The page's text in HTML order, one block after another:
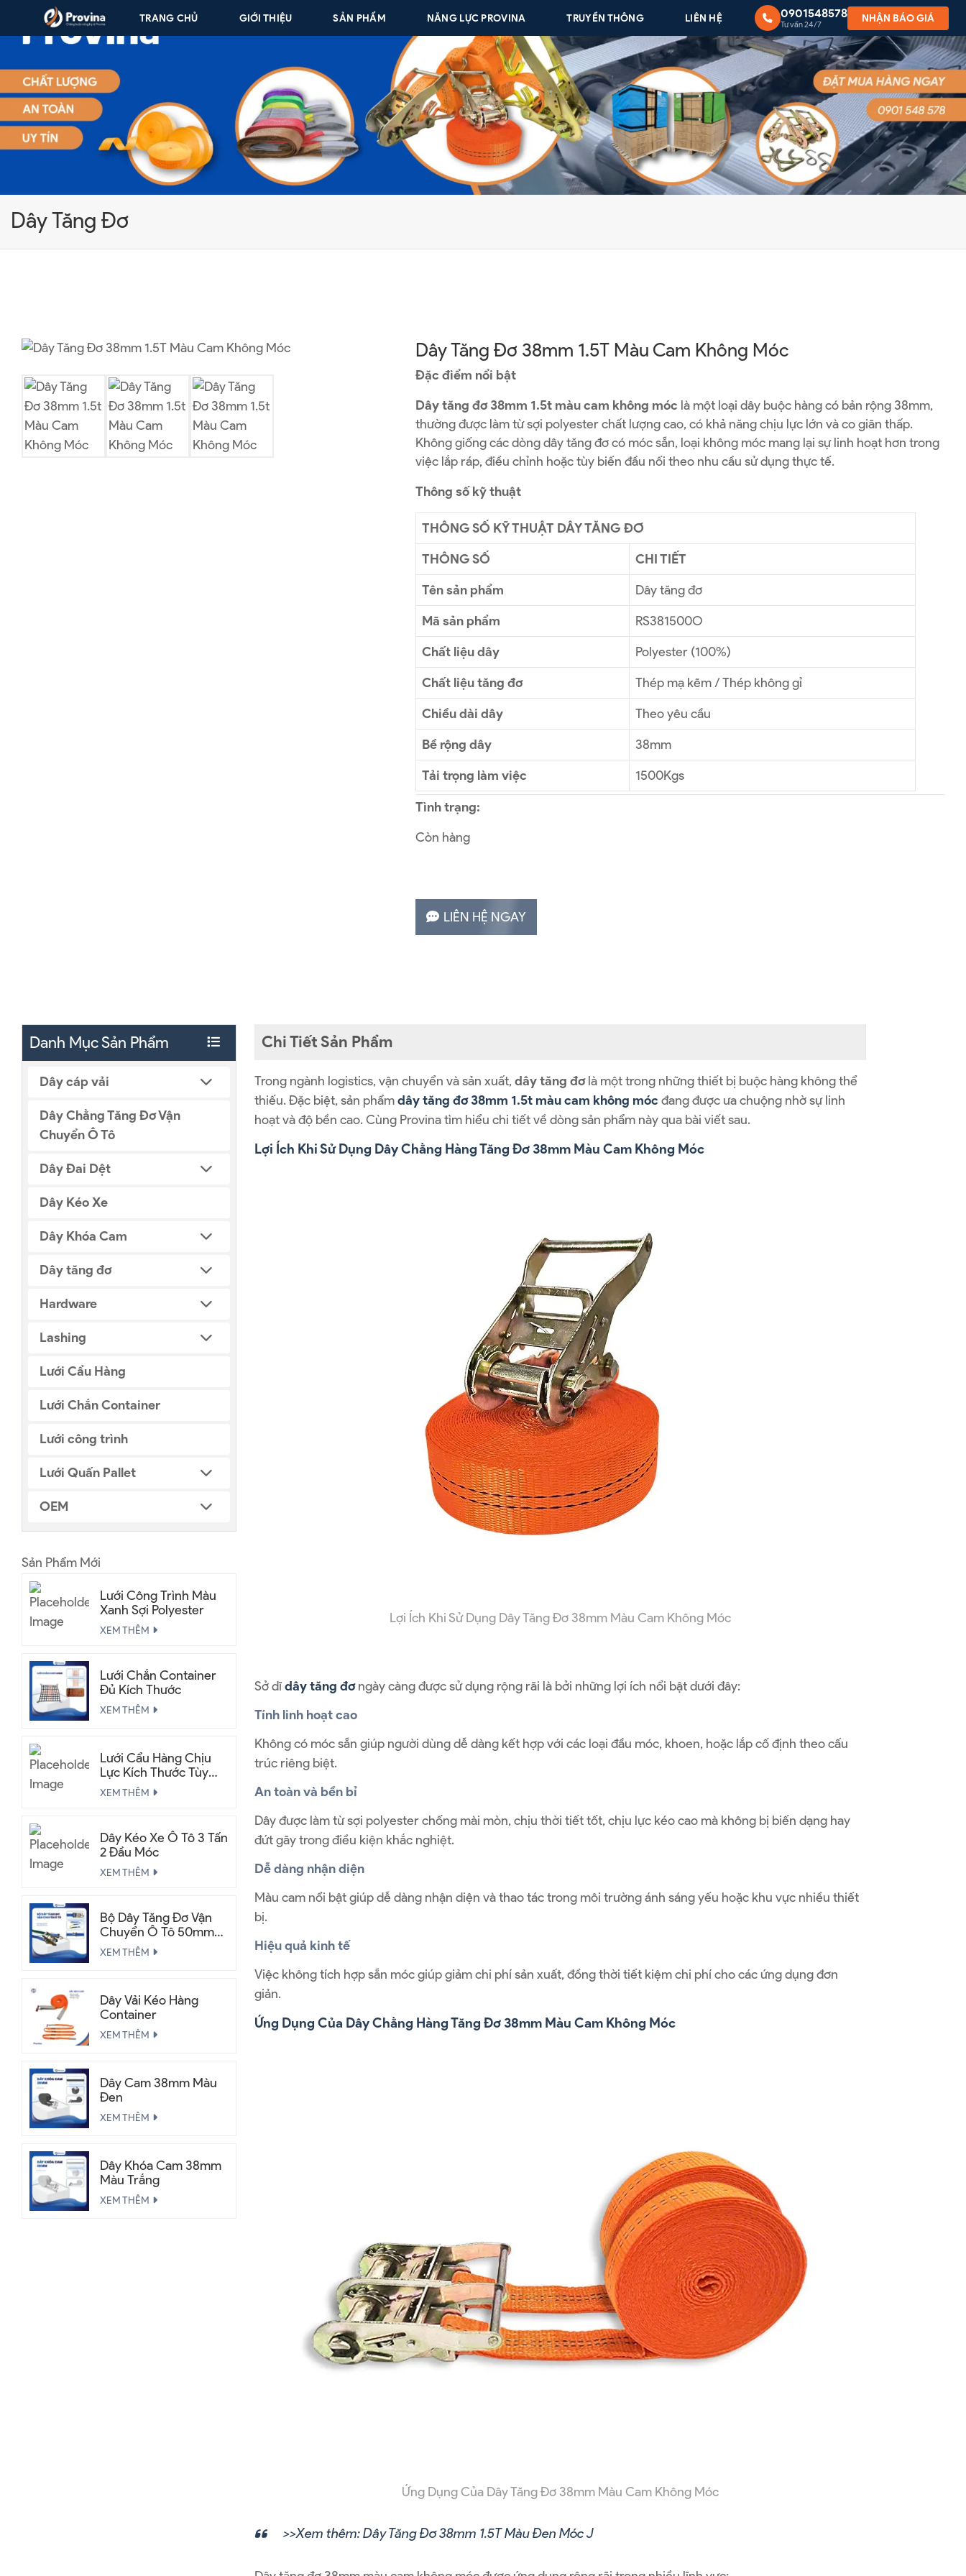
Skip to content
TRANG CHỦ GIỚI THIỆU SẢN PHẨM NĂNG LỰC PROVINA TRUYỀN THÔNG LIÊN HỆ 0901548578
Tư vấn 24/7
NHẬN BÁO GIÁ
Dây Tăng Đơ
Dây Tăng Đơ 38mm 1.5T Màu Cam Không Móc
Đặc điểm nổi bật
Dây tăng đơ 38mm 1.5t màu cam không móc là một loại dây buộc hàng có bản rộng 38mm,
thường được làm từ sợi polyester chất lượng cao, có khả năng chịu lực lớn và co giãn thấp.
Không giống các dòng dây tăng đơ có móc sẵn, loại không móc mang lại sự linh hoạt hơn trong
việc lắp ráp, điều chỉnh hoặc tùy biến đầu nối theo nhu cầu sử dụng thực tế.
Thông số kỹ thuật
THÔNG SỐ KỸ THUẬT DÂY TĂNG ĐƠ
THÔNG SỐ
CHI TIẾT
Tên sản phẩm
Dây tăng đơ
Mã sản phẩm
RS381500O
Chất liệu dây
Polyester (100%)
Chất liệu tăng đơ
Thép mạ kẽm / Thép không gỉ
Chiều dài dây
Theo yêu cầu
Bề rộng dây
38mm
Tải trọng làm việc
1500Kgs
Tình trạng:
Còn hàng
LIÊN HỆ NGAY
Danh Mục Sản Phẩm
Dây cáp vải
Dây Chằng Tăng Đơ Vận
Chuyển Ô Tô
Dây Đai Dệt
Dây Kéo Xe
Dây Khóa Cam
Dây tăng đơ
Hardware
Lashing
Lưới Cẩu Hàng
Lưới Chắn Container
Lưới công trình
Lưới Quấn Pallet
OEM
Sản Phẩm Mới
Lưới Công Trình Màu
Xanh Sợi Polyester
XEM THÊM
Lưới Chắn Container
Đủ Kích Thước
XEM THÊM
Lưới Cẩu Hàng Chịu
Lực Kích Thước Tùy
Chỉnh
XEM THÊM
Dây Kéo Xe Ô Tô 3 Tấn
2 Đầu Móc
XEM THÊM
Bộ Dây Tăng Đơ Vận
Chuyển Ô Tô 50mm
2.5 Tấn
XEM THÊM
Dây Vải Kéo Hàng
Container
XEM THÊM
Dây Cam 38mm Màu
Đen
XEM THÊM
Dây Khóa Cam 38mm
Màu Trắng
XEM THÊM
Chi Tiết Sản Phẩm
Trong ngành logistics, vận chuyển và sản xuất,dây tăng đơlà một trong những thiết bị buộc hàng không thể
thiếu. Đặc biệt, sản phẩmdây tăng đơ 38mm 1.5t màu cam không móc đang được ưa chuộng nhờ sự linh
hoạt và độ bền cao. Cùng Provina tìm hiểu chi tiết về dòng sản phẩm này qua bài viết sau.
Lợi Ích Khi Sử Dụng Dây Chằng Hàng Tăng Đơ 38mm Màu Cam Không Móc
Lợi Ích Khi Sử Dụng Dây Tăng Đơ 38mm Màu Cam Không Móc
Sở dĩdây tăng đơngày càng được sử dụng rộng rãi là bởi những lợi ích nổi bật dưới đây:
Tính linh hoạt cao
Không có móc sẵn giúp người dùng dễ dàng kết hợp với các loại đầu móc, khoen, hoặc lắp cố định theo cấu
trúc riêng biệt.
An toàn và bền bỉ
Dây được làm từ sợi polyester chống mài mòn, chịu thời tiết tốt, chịu lực kéo cao mà không bị biến dạng hay
đứt gãy trong điều kiện khắc nghiệt.
Dễ dàng nhận diện
Màu cam nổi bật giúp dễ dàng nhận diện và thao tác trong môi trường ánh sáng yếu hoặc khu vực nhiều thiết
bị.
Hiệu quả kinh tế
Việc không tích hợp sẵn móc giúp giảm chi phí sản xuất, đồng thời tiết kiệm chi phí cho các ứng dụng đơn
giản.
Ứng Dụng Của Dây Chằng Hàng Tăng Đơ 38mm Màu Cam Không Móc
Ứng Dụng Của Dây Tăng Đơ 38mm Màu Cam Không Móc
>>Xem thêm:Dây Tăng Đơ 38mm 1.5T Màu Đen Móc J